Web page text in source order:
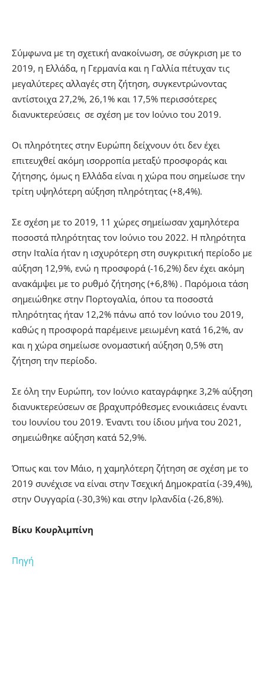
Σύμφωνα με τη σχετική ανακοίνωση, σε σύγκριση με το
2019, η Ελλάδα, η Γερμανία και η Γαλλία πέτυχαν τις
μεγαλύτερες αλλαγές στη ζήτηση, συγκεντρώνοντας
αντίστοιχα 27,2%, 26,1% και 17,5% περισσότερες
διανυκτερεύσεις σε σχέση με τον Ιούνιο του 2019.
Οι πληρότητες στην Ευρώπη δείχνουν ότι δεν έχει
επιτευχθεί ακόμη ισορροπία μεταξύ προσφοράς και
ζήτησης, όμως η Ελλάδα είναι η χώρα που σημείωσε την
τρίτη υψηλότερη αύξηση πληρότητας (+8,4%).
Σε σχέση με το 2019, 11 χώρες σημείωσαν χαμηλότερα
ποσοστά πληρότητας τον Ιούνιο του 2022. Η πληρότητα
στην Ιταλία ήταν η ισχυρότερη στη συγκριτική περίοδο με
αύξηση 12,9%, ενώ η προσφορά (-16,2%) δεν έχει ακόμη
ανακάμψει με το ρυθμό ζήτησης (+6,8%) . Παρόμοια τάση
σημειώθηκε στην Πορτογαλία, όπου τα ποσοστά
πληρότητας ήταν 12,2% πάνω από τον Ιούνιο του 2019,
καθώς η προσφορά παρέμεινε μειωμένη κατά 16,2%, αν
και η χώρα σημείωσε ονομαστική αύξηση 0,5% στη
ζήτηση την περίοδο.
Σε όλη την Ευρώπη, τον Ιούνιο καταγράφηκε 3,2% αύξηση
διανυκτερεύσεων σε βραχυπρόθεσμες ενοικιάσεις έναντι
του Ιουνίου του 2019. Έναντι του ίδιου μήνα του 2021,
σημειώθηκε αύξηση κατά 52,9%.
Όπως και τον Μάιο, η χαμηλότερη ζήτηση σε σχέση με το
2019 συνέχισε να είναι στην Τσεχική Δημοκρατία (-39,4%),
στην Ουγγαρία (-30,3%) και στην Ιρλανδία (-26,8%).
Βίκυ Κουρλιμπίνη
Πηγή